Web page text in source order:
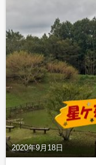
2020年9月18日